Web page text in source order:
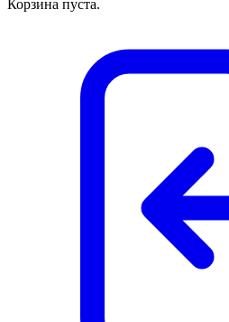
Корзина пуста.